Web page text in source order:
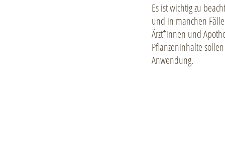
Es ist wichtig zu
und in manchen
Ärzt*innen und
Pflanzeninhalte
Anwendung.